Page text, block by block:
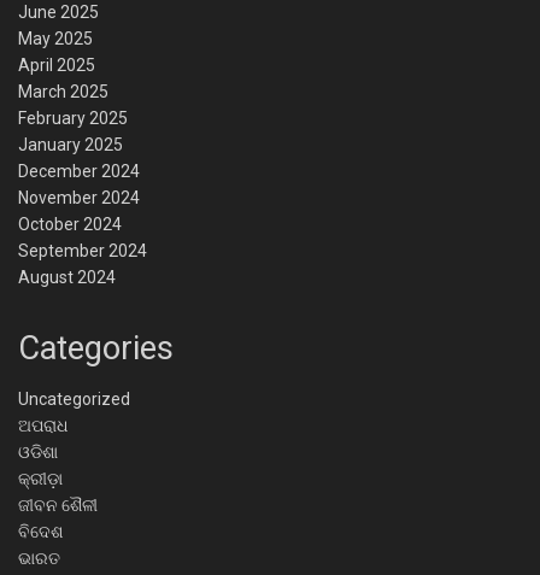
June 2025
May 2025
April 2025
March 2025
February 2025
January 2025
December 2024
November 2024
October 2024
September 2024
August 2024
Categories
Uncategorized
ଅପରାଧ
ଓଡିଶା
କ୍ରୀଡ଼ା
ଜୀବନ ଶୈଳୀ
ବିଦେଶ
ଭାରତ